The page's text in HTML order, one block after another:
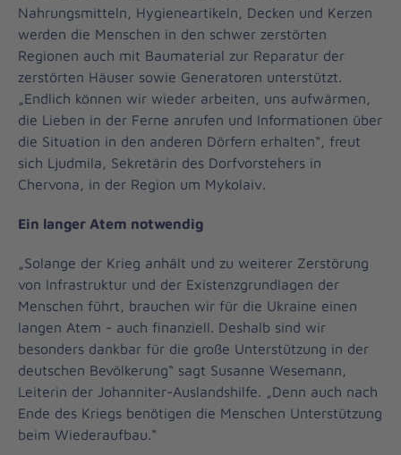
Nahrungsmitteln, Hygieneartikeln, Decken und Kerzen
werden die Menschen in den schwer zerstörten
Regionen auch mit Baumaterial zur Reparatur der
zerstörten Häuser sowie Generatoren unterstützt.
„Endlich können wir wieder arbeiten, uns aufwärmen,
die Lieben in der Ferne anrufen und Informationen über
die Situation in den anderen Dörfern erhalten“, freut
sich Ljudmila, Sekretärin des Dorfvorstehers in
Chervona, in der Region um Mykolaiv.
Ein langer Atem notwendig
„Solange der Krieg anhält und zu weiterer Zerstörung
von Infrastruktur und der Existenzgrundlagen der
Menschen führt, brauchen wir für die Ukraine einen
langen Atem - auch finanziell. Deshalb sind wir
besonders dankbar für die große Unterstützung in der
deutschen Bevölkerung“ sagt Susanne Wesemann,
Leiterin der Johanniter-Auslandshilfe. „Denn auch nach
Ende des Kriegs benötigen die Menschen Unterstützung
beim Wiederaufbau.“